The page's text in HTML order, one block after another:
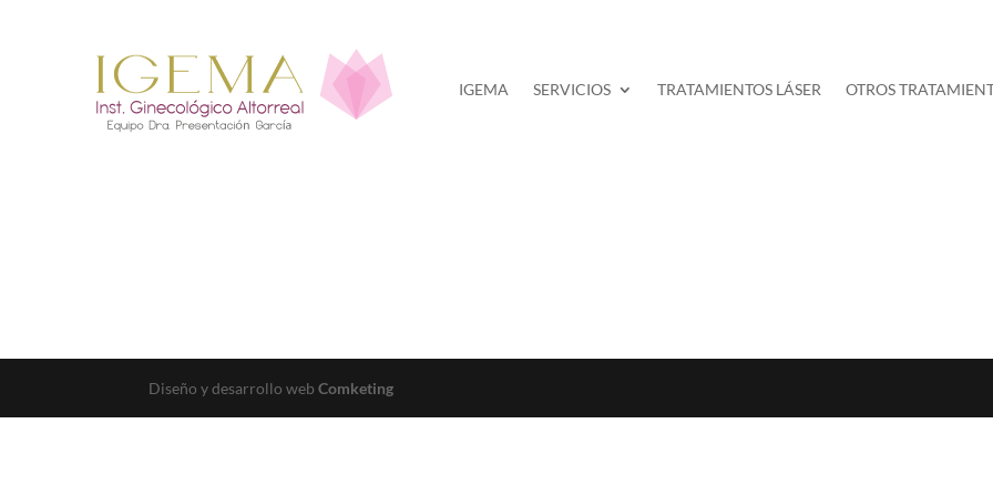
IGEMA SERVICIOS TRATAMIENTOS LÁSER OTROS
Diseño y desarrollo webComketing